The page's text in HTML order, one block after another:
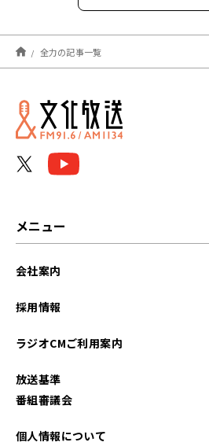
2022年02月
全力の記事一覧
メニュー
会社案内
採用情報
ラジオCMご利用案内
放送基準
番組審議会
個人情報について